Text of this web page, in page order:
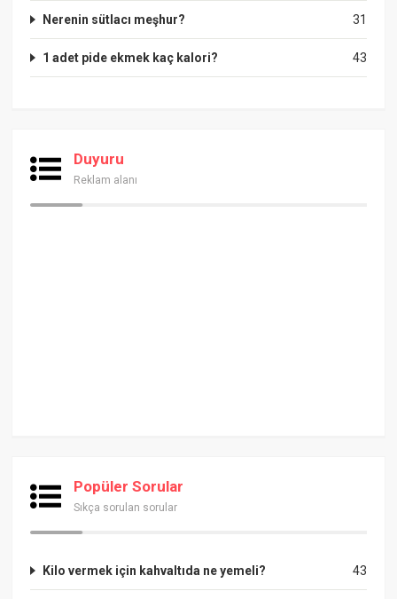
31
Nerenin sütlacı meşhur?
43
1 adet pide ekmek kaç kalori?
Duyuru
Reklam alanı
Popüler Sorular
Sıkça sorulan sorular
43
Kilo vermek için kahvaltıda ne yemeli?